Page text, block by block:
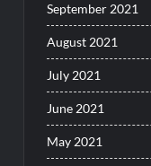
September 2021
August 2021
July 2021
June 2021
May 2021